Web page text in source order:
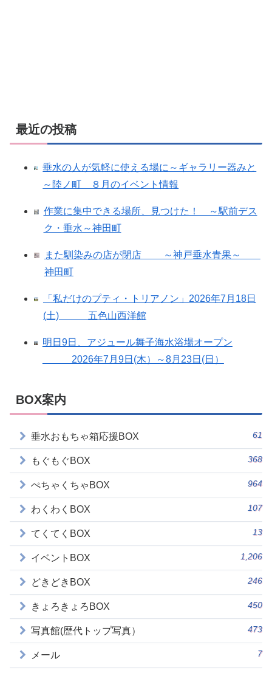
最近の投稿
垂水の人が気軽に使える場に～ギャラリー器みと
～陸ノ町 ８月のイベント情報
作業に集中できる場所、見つけた！ ～駅前デス
ク・垂水～神田町
また馴染みの店が閉店 ～神戸垂水青果～
神田町
「私だけのプティ・トリアノン」2026年7月18日
(土) 五色山西洋館
明日9日、アジュール舞子海水浴場オープン
2026年7月9日(木）～8月23日(日）
BOX案内
垂水おもちゃ箱応援BOX 61
もぐもぐBOX 368
ぺちゃくちゃBOX 964
わくわくBOX 107
てくてくBOX 13
イベントBOX 1,206
どきどきBOX 246
きょろきょろBOX 450
写真館(歴代トップ写真） 473
メール 7